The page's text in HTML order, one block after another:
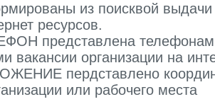
из поисквой
ресурсов.
представлена
вакансии организации на
пердставлено
или рабочего места